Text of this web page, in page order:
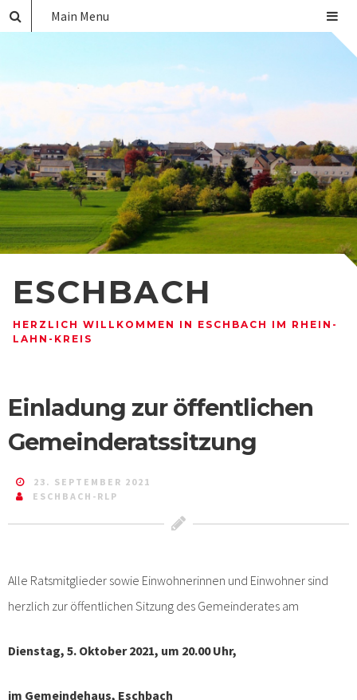
ESCHBACH
HERZLICH WILLKOMMEN IN ESCHBACH IM RHEIN-
LAHN-KREIS
Main Menu
Einladung zur öffentlichen
Gemeinderatssitzung
23. SEPTEMBER 2021
ESCHBACH-RLP
Alle Ratsmitglieder sowie Einwohnerinnen und Einwohner sind
herzlich zur öffentlichen Sitzung des Gemeinderates am
Dienstag, 5. Oktober 2021, um 20.00 Uhr,
im Gemeindehaus, Eschbach